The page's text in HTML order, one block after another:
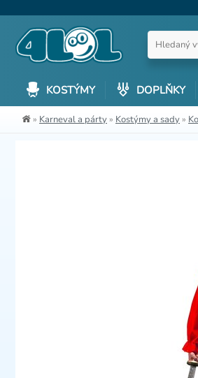
KOSTÝMY DOPLŇKY
» Karneval a párty» Kostýmy a sady»